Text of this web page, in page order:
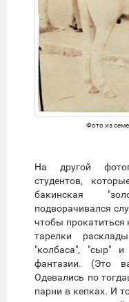
Фото из
На другой
студентов,
бакинская
подворачивался
чтобы прокатиться
тарелки
"колбаса", "сыр"
фантазии. (Это
Одевались по
парни в кепках. И